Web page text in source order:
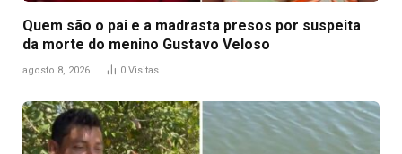
Quem são o pai e a madrasta presos por suspeita
da morte do menino Gustavo Veloso
agosto 8, 2026 0 Visitas